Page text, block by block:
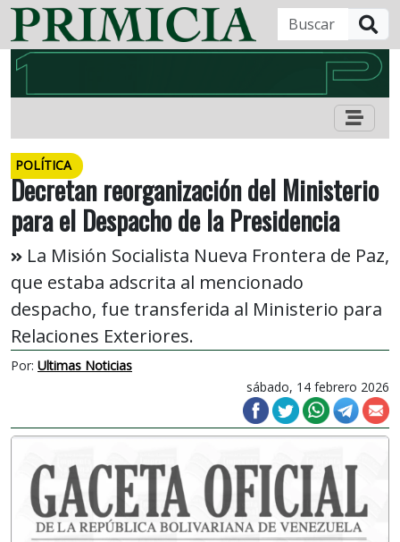
POLÍTICA
Decretan reorganización del Ministerio
para el Despacho de la Presidencia
La Misión Socialista Nueva Frontera de Paz,
que estaba adscrita al mencionado
despacho, fue transferida al Ministerio para
Relaciones Exteriores.
Por: Ultimas Noticias
sábado, 14 febrero 2026